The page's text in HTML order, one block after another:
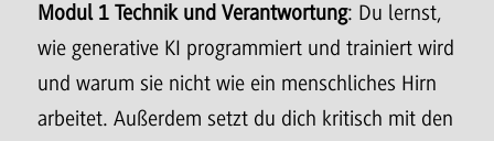
Modul 1 Technik und Verantwortung: Du lernst,
wie generative KI programmiert und trainiert wird
und warum sie nicht wie ein menschliches Hirn
arbeitet. Außerdem setzt du dich kritisch mit den